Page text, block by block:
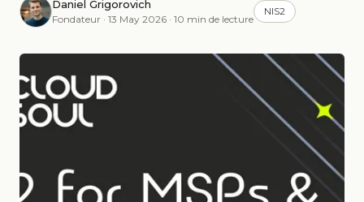
Daniel Grigorovich
Fondateur · 13 May 2026 · 10 min de lecture
NIS2